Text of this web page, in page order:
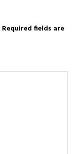
Required fields are